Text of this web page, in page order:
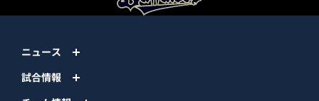
ニュース
試合情報